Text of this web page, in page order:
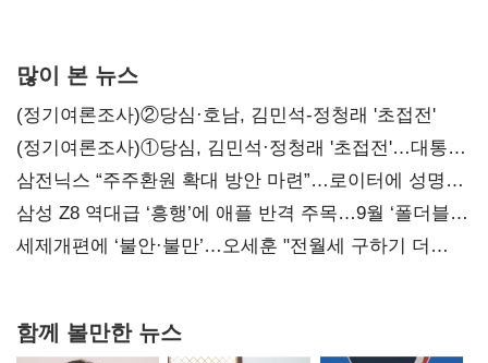
많이 본 뉴스
(정기여론조사)②당심·호남, 김민석-정청래 '초접전'
(정기여론조사)①당심, 김민석·정청래 '초접전'…대통령
지지도 '50% 아래로'(종합)
삼전닉스 “주주환원 확대 방안 마련”…로이터에 성명
보내
삼성 Z8 역대급 ‘흥행’에 애플 반격 주목…9월 ‘폴더블
대전’
세제개편에 ‘불안·불만’…오세훈 "전월세 구하기 더
함께 볼만한 뉴스